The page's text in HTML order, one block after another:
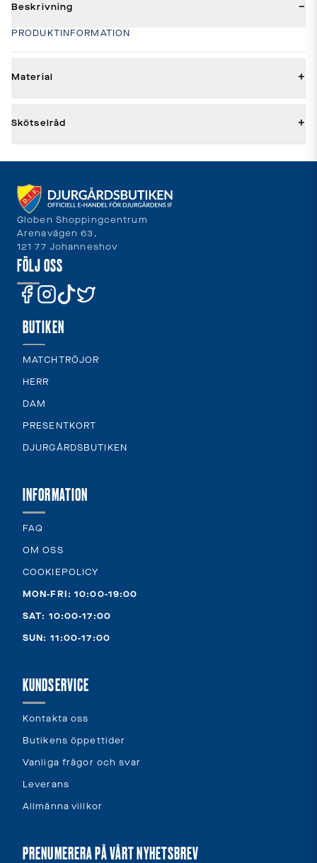
Beskrivning −
PRODUKTINFORMATION
Material +
Skötselråd +
Globen Shoppingcentrum
Arenavägen 63,
121 77 Johanneshov
FÖLJ OSS
BUTIKEN
MATCHTRÖJOR
HERR
DAM
PRESENTKORT
DJURGÅRDSBUTIKEN
INFORMATION
FAQ
OM OSS
COOKIEPOLICY
MON-FRI: 10:00-19:00
SAT: 10:00-17:00
SUN: 11:00-17:00
KUNDSERVICE
Kontakta oss
Butikens öppettider
Vanliga frågor och svar
Leverans
Allmänna villkor
PRENUMERERA PÅ VÅRT NYHETSBREV